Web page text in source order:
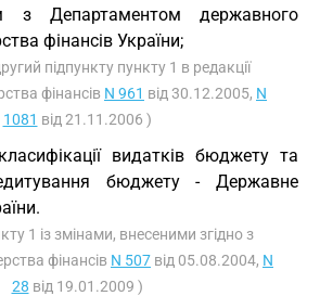
з Департаментом державного
фінансів України;
підпункту пункту 1 в редакції
фінансів N 961 від 30.12.2005, N
1081 від 21.11.2006 )
видатків бюджету та
бюджету - Державне
1 із змінами, внесеними згідно з
фінансів N 507 від 05.08.2004, N
28 від 19.01.2009 )